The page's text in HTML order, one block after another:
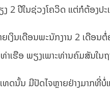
2 ປີໃນຊ່ວງໂຄວິດ ແຕ່ກໍຕ້ອງ
ງິນເດືອນພະນັກງານ 2 ເດືອ
ເຮືອ ພຽງເພາະທ່ານຄົມສັນໃ
ເທດນັ້ນ ມີປັດໄຈຫຼາຍຢ່າງມ